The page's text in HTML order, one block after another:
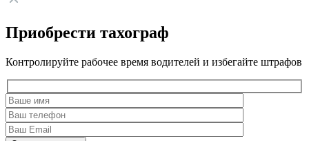
Приобрести тахограф
Контролируйте рабочее время водителей и избегайте штрафов